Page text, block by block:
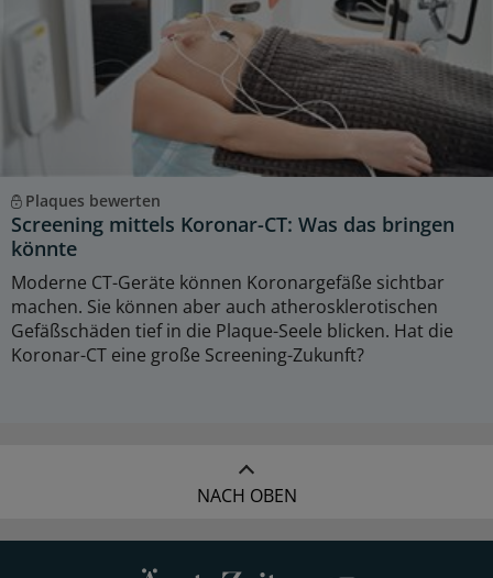
Plaques bewerten
Screening mittels Koronar-CT: Was das bringen
könnte
Moderne CT-Geräte können Koronargefäße sichtbar
machen. Sie können aber auch atherosklerotischen
Gefäßschäden tief in die Plaque-Seele blicken. Hat die
Koronar-CT eine große Screening-Zukunft?
NACH OBEN